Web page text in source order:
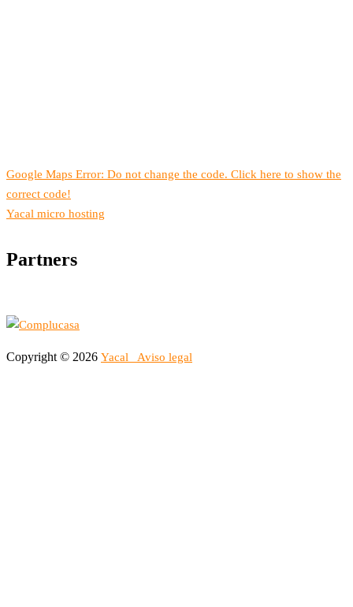
Google Maps Error: Do not change the code. Click here to show the
correct code!
Yacal micro hosting
Partners
Copyright © 2026 Yacal Aviso legal